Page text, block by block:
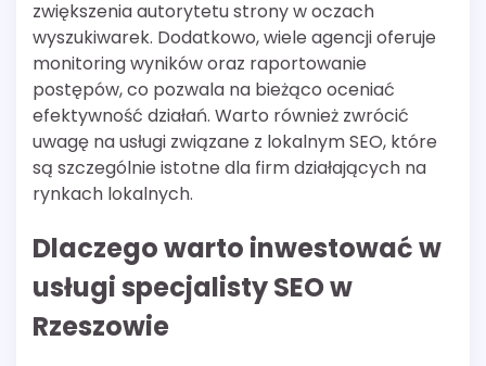
zwiększenia autorytetu strony w oczach
wyszukiwarek. Dodatkowo, wiele agencji oferuje
monitoring wyników oraz raportowanie
postępów, co pozwala na bieżąco oceniać
efektywność działań. Warto również zwrócić
uwagę na usługi związane z lokalnym SEO, które
są szczególnie istotne dla firm działających na
rynkach lokalnych.
Dlaczego warto inwestować w
usługi specjalisty SEO w
Rzeszowie